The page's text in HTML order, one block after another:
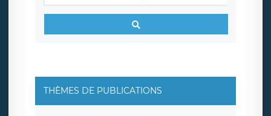
THÈMES DE PUBLICATIONS